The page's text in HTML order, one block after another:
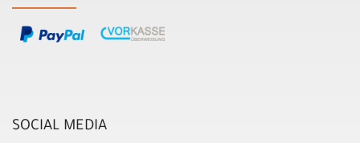
SOCIAL MEDIA